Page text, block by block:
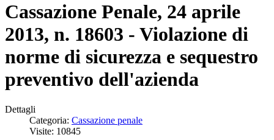
Cassazione Penale, 24 aprile
2013, n. 18603 - Violazione di
norme di sicurezza e sequestro
preventivo dell'azienda
Dettagli
Categoria: Cassazione penale
Visite: 10845